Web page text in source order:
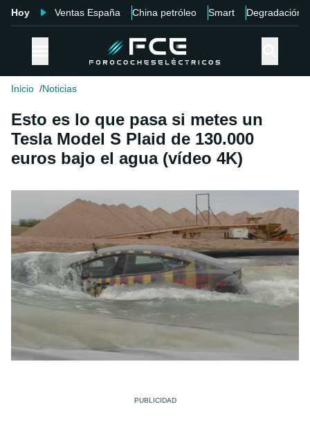
Hoy Ventas España China petróleo Smart Degradación
Inicio Noticias
Esto es lo que pasa si metes un
Tesla Model S Plaid de 130.000
euros bajo el agua (vídeo 4K)